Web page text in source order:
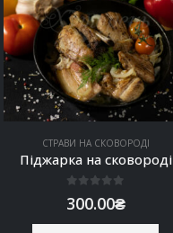
СТРАВИ НА СКОВОРОДІ
Піджарка на сковороді
300.00₴